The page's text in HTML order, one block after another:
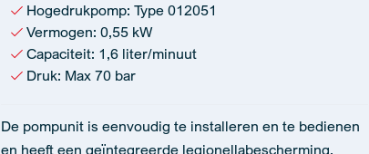
Hogedrukpomp: Type 012051
Vermogen: 0,55 kW
Capaciteit: 1,6 liter/minuut
Druk: Max 70 bar
De pompunit is eenvoudig te installeren en te bedienen
en heeft een geïntegreerde legionellabescherming.